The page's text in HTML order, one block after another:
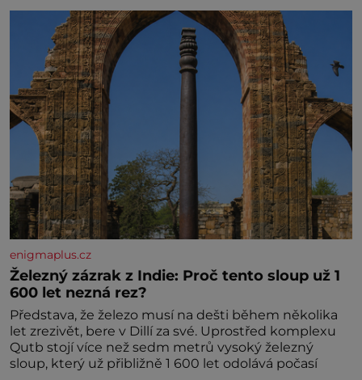
enigmaplus.cz
Železný zázrak z Indie: Proč tento sloup už 1
600 let nezná rez?
Představa, že železo musí na dešti během několika
let zrezivět, bere v Dillí za své. Uprostřed komplexu
Qutb stojí více než sedm metrů vysoký železný
sloup, který už přibližně 1 600 let odolává počasí